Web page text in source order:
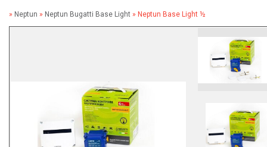
» Neptun » Neptun Bugatti Base Light » Neptun Base Light ½